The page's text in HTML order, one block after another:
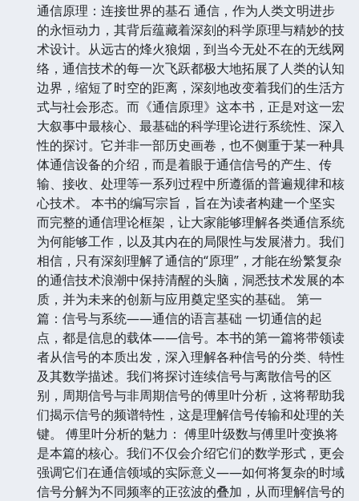
通信原理：连接世界的基石 通信，作为人类文明进步
的永恒动力，其背后蕴藏着深刻的科学原理与精妙的技
术设计。从远古的烽火狼烟，到当今无处不在的无线网
络，通信技术的每一次飞跃都极大地拓展了人类的认知
边界，缩短了时空的距离，深刻地改变着我们的生活方
式与社会形态。而《通信原理》这本书，正是对这一宏
大叙事中最核心、最基础的科学理论进行系统性、深入
性的探讨。它并非一部历史画卷，也不侧重于某一种具
体通信设备的介绍，而是着眼于通信信号的产生、传
输、接收、处理等一系列过程中所遵循的普遍规律和核
心技术。 本书的编写宗旨，旨在为读者构建一个坚实
而完整的通信理论框架，让大家能够理解各类通信系统
为何能够工作，以及其内在的局限性与发展潜力。我们
相信，只有深刻理解了通信的“原理”，才能在纷繁复杂
的通信技术浪潮中保持清醒的头脑，洞悉技术发展的本
质，并为未来的创新与应用奠定坚实的基础。 第一
篇：信号与系统——通信的语言基础 一切通信的起
点，都是信息的载体——信号。本书的第一篇将带领读
者从信号的本质出发，深入理解各种信号的分类、特性
及其数学描述。我们将探讨连续信号与离散信号的区
别，周期信号与非周期信号的傅里叶分析，这将帮助我
们揭示信号的频谱特性，这是理解信号传输和处理的关
键。 傅里叶分析的魅力： 傅里叶级数与傅里叶变换将
是本篇的核心。我们不仅会介绍它们的数学形式，更会
强调它们在通信领域的实际意义——如何将复杂的时域
信号分解为不同频率的正弦波的叠加，从而理解信号的